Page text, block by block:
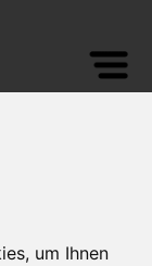
um Ihnen